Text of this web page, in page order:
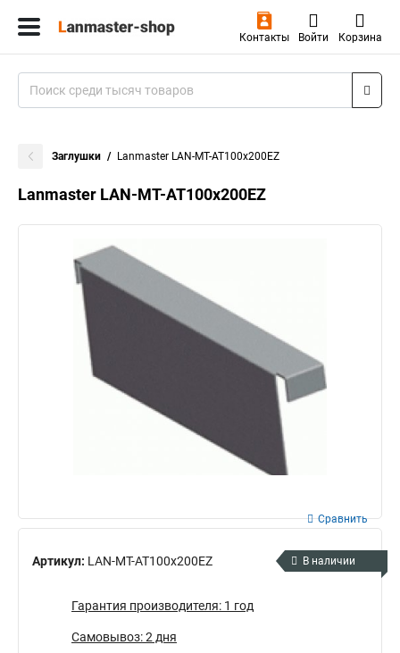
Контакты Войти Корзина
Заглушки Lanmaster LAN-MT-AT100x200EZ
Lanmaster LAN-MT-AT100x200EZ
Артикул: LAN-MT-AT100x200EZ
Сравнить
В наличии
Гарантия производителя: 1 год
Самовывоз: 2 дня